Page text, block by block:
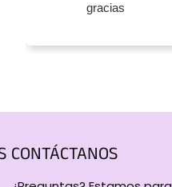
gracias
CONTÁCTANOS